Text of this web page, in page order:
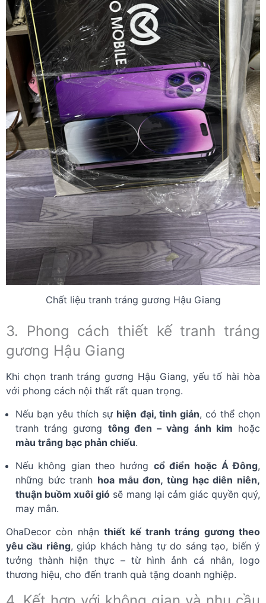
Chất liệu tranh tráng gương Hậu Giang
3. Phong cách thiết kế tranh tráng
gương Hậu Giang
Khi chọn tranh tráng gương Hậu Giang, yếu tố hài hòa
với phong cách nội thất rất quan trọng.
Nếu bạn yêu thích sự hiện đại, tinh giản, có thể chọn
tranh tráng gương tông đen – vàng ánh kim hoặc
màu trắng bạc phản chiếu.
Nếu không gian theo hướng cổ điển hoặc Á Đông,
những bức tranh hoa mẫu đơn, tùng hạc diên niên,
thuận buồm xuôi gió sẽ mang lại cảm giác quyền quý,
may mắn.
OhaDecor còn nhậnthiết kế tranh tráng gương theo
yêu cầu riêng, giúp khách hàng tự do sáng tạo, biến ý
tưởng thành hiện thực – từ hình ảnh cá nhân, logo
thương hiệu, cho đến tranh quà tặng doanh nghiệp.